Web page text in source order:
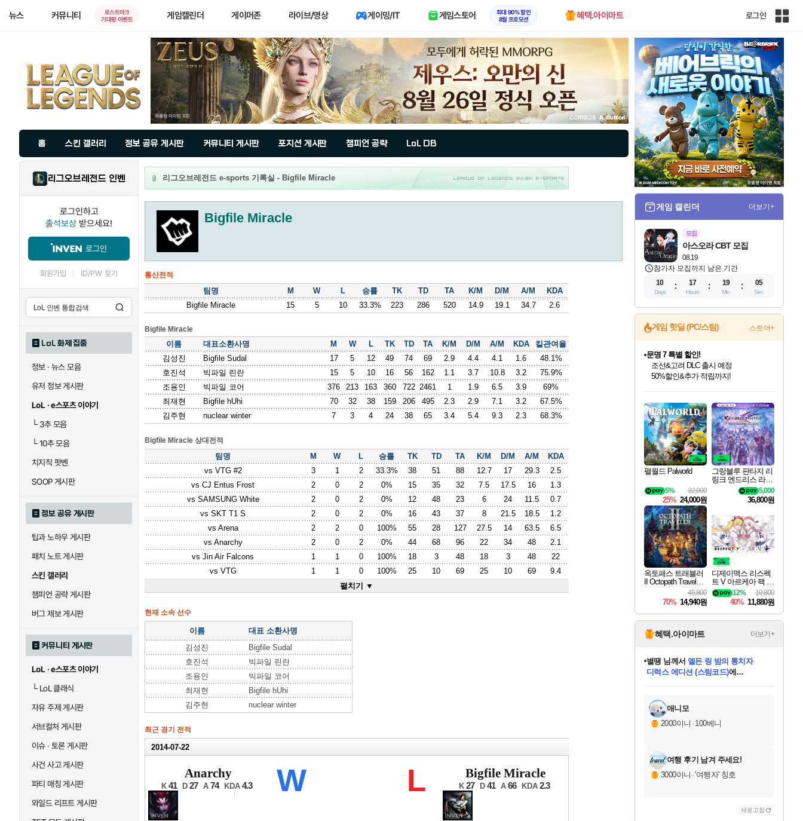
뉴스 커뮤니티
로스트아크
기대평 이벤트
게임캘린더 게이머존 라이브/영상 게이밍/IT 게임스토어
최대 90% 할인
8월 프로모션
혜택.아이마트 로그인
인
사
이
트
맵
홈 스킨 갤러리 정보 공유 게시판 커뮤니티 게시판 포지션 게시판 챔피언 공략 LoL DB
리그오브레전드 인벤
로그인하고
출석보상 받으세요!
로그인
회원가입 ID/PW 찾기
LoL 화제 집중
정보 · 뉴스 모음
유저 정보 게시판
LoL · e스포츠 이야기
└3추 모음
└10추 모음
치지직 팟벤
SOOP 게시판
정보 공유 게시판
팁과 노하우 게시판
패치 노트 게시판
스킨 갤러리
챔피언 공략 게시판
버그 제보 게시판
커뮤니티 게시판
LoL · e스포츠 이야기
└LoL 클래식
자유 주제 게시판
서브컬처 게시판
이슈 · 토론 게시판
사건 사고 게시판
파티 매칭 게시판
와일드 리프트 게시판
리그오브레전드 e-sports 기록실 - Bigfile Miracle
Bigfile Miracle
통산전적
팀명 M W L 승률 TK TD TA K/M D/M A/M
KDA
Bigfile Miracle
15 5 10 33.3% 223 286 520 14.9 19.1 34.7 2.6
Bigfile Miracle
이름 대표소환사명 M W L TK TD TA K/M D/M A/M KDA
킬관여율
김성진
Bigfile Sudal 17 5 12 49 74 69 2.9 4.4 4.1 1.6
48.1%
호진석
빅파일 린란 15 5 10 16 56 162 1.1 3.7 10.8 3.2
75.9%
조용인
빅파일 코어 376 213 163 360 722 2461 1 1.9 6.5 3.9
69%
최재현
Bigfile hUhi 70 32 38 159 206 495 2.3 2.9 7.1 3.2
67.5%
김주현
nuclear winter 7 3 4 24 38 65 3.4 5.4 9.3 2.3 68.3%
Bigfile Miracle 상대전적
팀명 M W L 승률 TK TD TA K/M D/M A/M
KDA
vs VTG #2 3 1 2 33.3% 38 51 88 12.7 17 29.3
2.5
vs CJ Entus Frost 2 0 2 0% 15 35 32 7.5 17.5 16
1.3
vs SAMSUNG White 2 0 2 0% 12 48 23 6 24 11.5
0.7
vs SKT T1 S 2 0 2 0% 16 43 37 8 21.5 18.5
1.2
vs Arena 2 2 0 100% 55 28 127 27.5 14 63.5
6.5
vs Anarchy 2 0 2 0% 44 68 96 22 34 48
2.1
vs Jin Air Falcons 1 1 0 100% 18 3 48 18 3 48
22
vs VTG 1 1 0 100% 25 10 69 25 10 69
9.4
펼치기 ▼
현재 소속 선수
이름
대표 소환사명
김성진
Bigfile Sudal
호진석
빅파일 린란
조용인
빅파일 코어
최재현
Bigfile hUhi
김주현
nuclear winter
최근 경기 전적
2014-07-22
12강 A조 1경기 2세트
Anarchy
K 41 D 27 A 74 KDA 4.3 W L Bigfile Miracle
K 27 D 41 A 66 KDA 2.3
게임 캘린더 더보기+
모집
08.19
아스오라 CBT 모집
참가자 모집까지 남은 기간
10
Days
17
Hours
19
Min
04
Sec
게임 핫딜 (PC/스팀) 스토어+
최대 90% 할인가를 만나보세요!
네이버혜택과 함께 만나보세요!
문명 7 특별 할인!
조선&고려 DLC 출시 예정
50%할인&추가 적립까지!
네이버 포인트 혜택까지!
이니&베니 혜택까지!
네이버 혜택가와 함께 예약하세요!
할인&네이버혜택으로 만나보세요!
네이버페이 혜택과 만나보세요!
40주년 프로모션으로 만나보세요!
할인가에 만나보세요!
일부 에디션 상시 할인!
혜택으로 예약 판매 중
편안하게 충전하세요
팰월드 Palworld
32,000
5%
25% 24,000원
그랑블루 판타지 리
링크 엔드리스 라그
나로크 업그레이드
킷 Granblue Fantasy
Relink Endless Ragn
C
5,000
36,800원
옥토패스 트래블러
II Octopath Traveler I
49,800
70% 14,940원
디제이맥스 리스펙
트 V 아르케아 팩 D
JMAX RESPECT V
Arcaea Pack DLC
19,800
12%
40% 11,880원
혜택.아이마트 더보기+
교환.
별땡 님께서 엘든 링 밤의 통치자
디럭스 에디션 (스팀코드)에
당첨되셨습니다.
당첨되셨습니다.
당첨되셨습니다.
당첨되셨습니다.
당첨되셨습니다.
당첨되셨습니다.
에디션 (스팀코드)
당첨되셨습니다.
애니모
2000이니 · 100베니
여행 후기 남겨 주세요!
3000이니 ·'여행자' 칭호
새로고침